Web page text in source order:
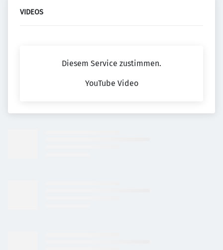
VIDEOS
Diesem Service zustimmen.
YouTube Video